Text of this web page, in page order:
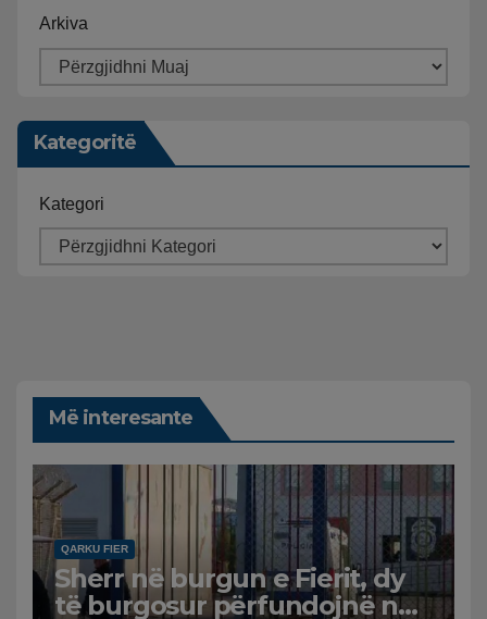
Arkiva
Kategoritë
Kategori
Më interesante
QARKU FIER
Sherr në burgun e Fierit, dy
të burgosur përfundojnë në